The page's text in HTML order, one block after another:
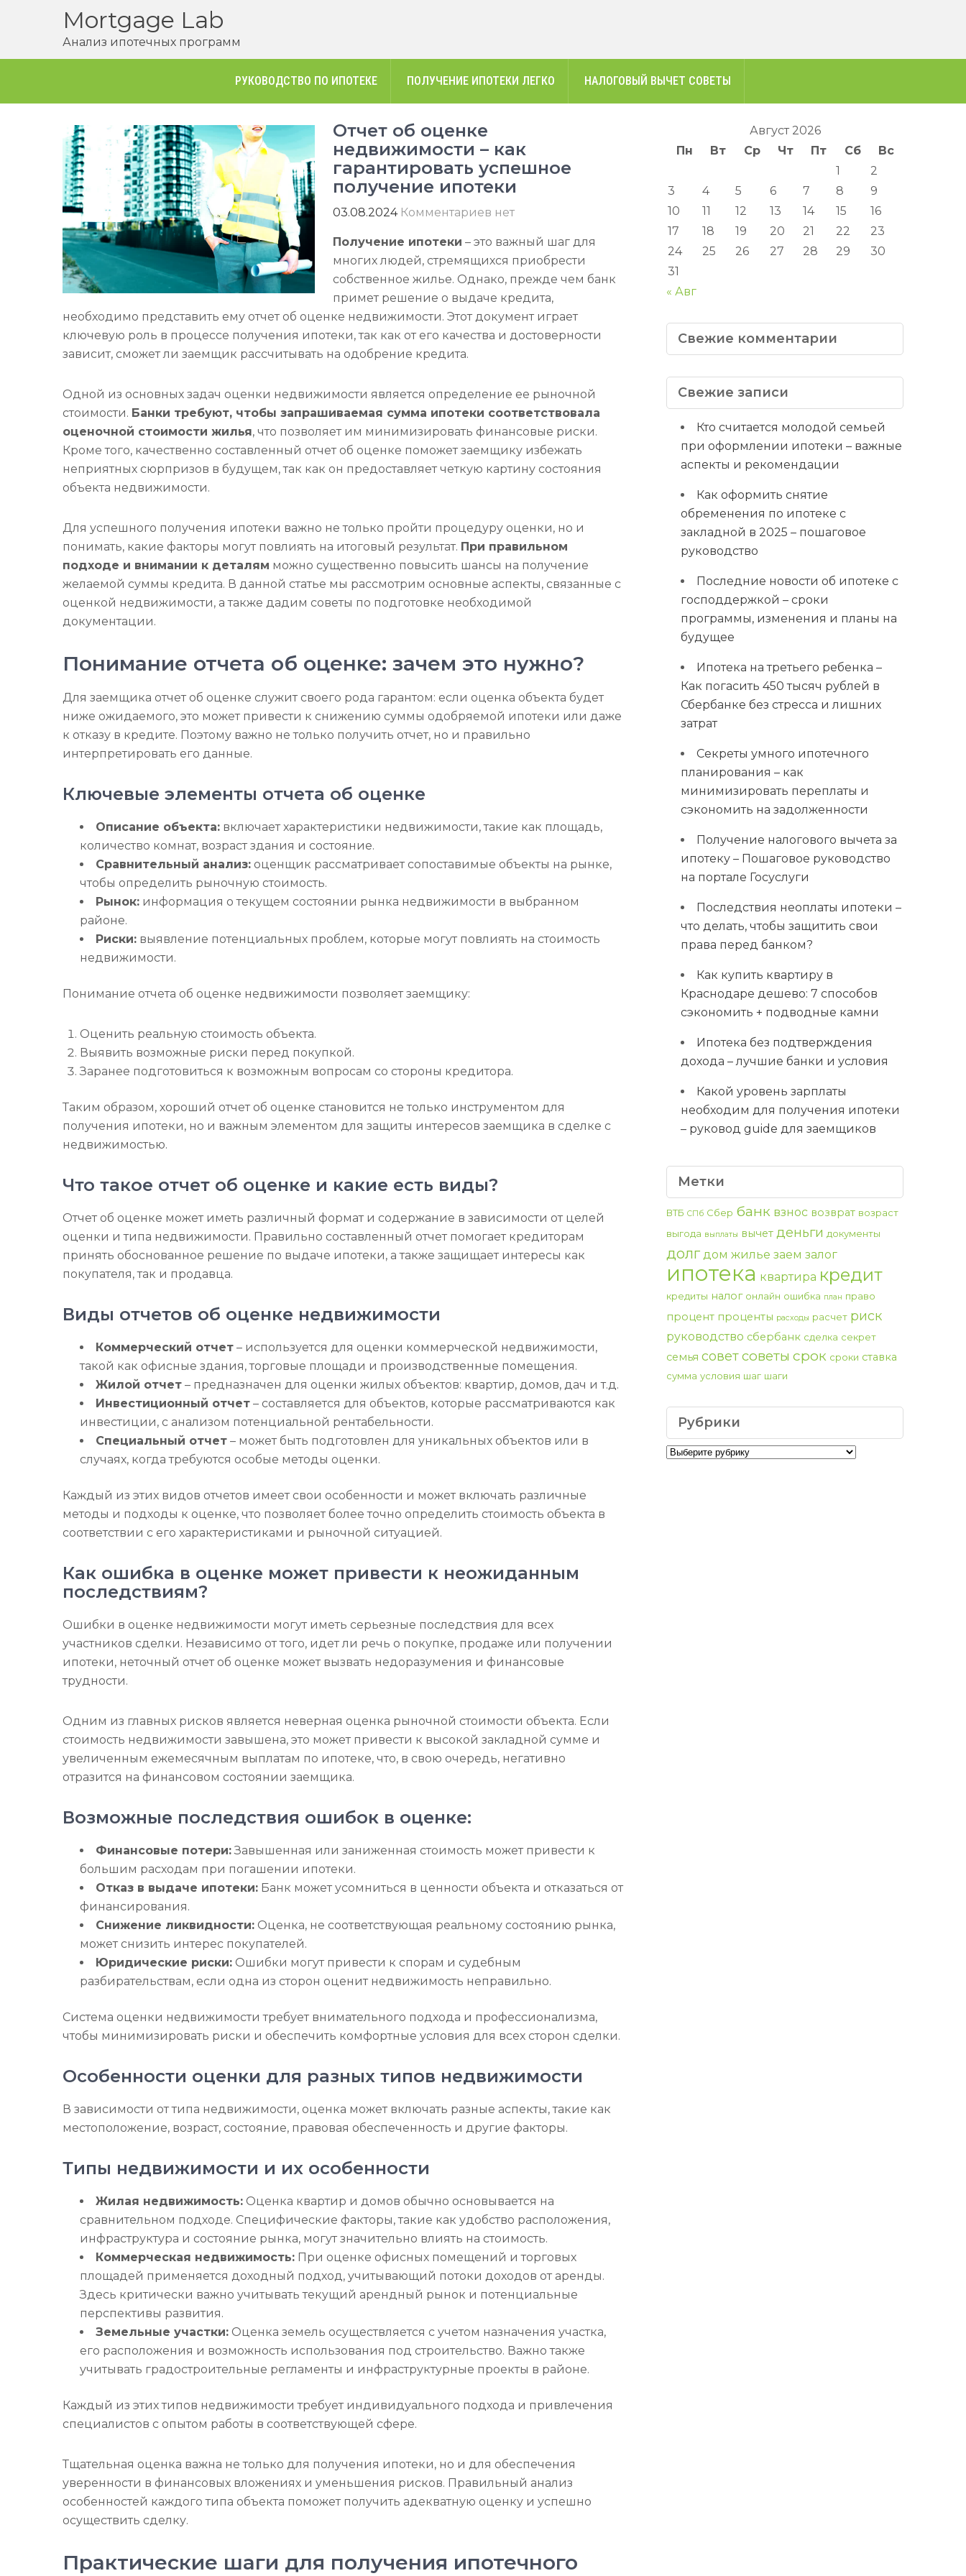
содержимому
Mortgage Lab
Анализ ипотечных программ
РУКОВОДСТВО ПО ИПОТЕКЕ ПОЛУЧЕНИЕ ИПОТЕКИ ЛЕГКО НАЛОГОВЫЙ ВЫЧЕТ СОВЕТЫ
Отчет об оценке
недвижимости – как
гарантировать успешное
получение ипотеки
03.08.2024 Комментариев нет
Получение ипотеки – это важный шаг для
многих людей, стремящихся приобрести
собственное жилье. Однако, прежде чем банк
примет решение о выдаче кредита,
необходимо представить ему отчет об оценке недвижимости. Этот документ играет
ключевую роль в процессе получения ипотеки, так как от его качества и достоверности
зависит, сможет ли заемщик рассчитывать на одобрение кредита.
Одной из основных задач оценки недвижимости является определение ее рыночной
стоимости. Банки требуют, чтобы запрашиваемая сумма ипотеки соответствовала
оценочной стоимости жилья, что позволяет им минимизировать финансовые риски.
Кроме того, качественно составленный отчет об оценке поможет заемщику избежать
неприятных сюрпризов в будущем, так как он предоставляет четкую картину состояния
объекта недвижимости.
Для успешного получения ипотеки важно не только пройти процедуру оценки, но и
понимать, какие факторы могут повлиять на итоговый результат. При правильном
подходе и внимании к деталям можно существенно повысить шансы на получение
желаемой суммы кредита. В данной статье мы рассмотрим основные аспекты, связанные с
оценкой недвижимости, а также дадим советы по подготовке необходимой
документации.
Понимание отчета об оценке: зачем это нужно?
Для заемщика отчет об оценке служит своего рода гарантом: если оценка объекта будет
ниже ожидаемого, это может привести к снижению суммы одобряемой ипотеки или даже
к отказу в кредите. Поэтому важно не только получить отчет, но и правильно
интерпретировать его данные.
Ключевые элементы отчета об оценке
Описание объекта: включает характеристики недвижимости, такие как площадь,
количество комнат, возраст здания и состояние.
Сравнительный анализ: оценщик рассматривает сопоставимые объекты на рынке,
чтобы определить рыночную стоимость.
Рынок: информация о текущем состоянии рынка недвижимости в выбранном
районе.
Риски: выявление потенциальных проблем, которые могут повлиять на стоимость
недвижимости.
Понимание отчета об оценке недвижимости позволяет заемщику:
Оценить реальную стоимость объекта.
Выявить возможные риски перед покупкой.
Заранее подготовиться к возможным вопросам со стороны кредитора.
Таким образом, хороший отчет об оценке становится не только инструментом для
получения ипотеки, но и важным элементом для защиты интересов заемщика в сделке с
недвижимостью.
Что такое отчет об оценке и какие есть виды?
Отчет об оценке может иметь различный формат и содержание в зависимости от целей
оценки и типа недвижимости. Правильно составленный отчет помогает кредиторам
принять обоснованное решение по выдаче ипотеки, а также защищает интересы как
покупателя, так и продавца.
Виды отчетов об оценке недвижимости
Коммерческий отчет – используется для оценки коммерческой недвижимости,
такой как офисные здания, торговые площади и производственные помещения.
Жилой отчет – предназначен для оценки жилых объектов: квартир, домов, дач и т.д.
Инвестиционный отчет – составляется для объектов, которые рассматриваются как
инвестиции, с анализом потенциальной рентабельности.
Специальный отчет – может быть подготовлен для уникальных объектов или в
случаях, когда требуются особые методы оценки.
Каждый из этих видов отчетов имеет свои особенности и может включать различные
методы и подходы к оценке, что позволяет более точно определить стоимость объекта в
соответствии с его характеристиками и рыночной ситуацией.
Как ошибка в оценке может привести к неожиданным
последствиям?
Ошибки в оценке недвижимости могут иметь серьезные последствия для всех
участников сделки. Независимо от того, идет ли речь о покупке, продаже или получении
ипотеки, неточный отчет об оценке может вызвать недоразумения и финансовые
трудности.
Одним из главных рисков является неверная оценка рыночной стоимости объекта. Если
стоимость недвижимости завышена, это может привести к высокой закладной сумме и
увеличенным ежемесячным выплатам по ипотеке, что, в свою очередь, негативно
отразится на финансовом состоянии заемщика.
Возможные последствия ошибок в оценке:
Финансовые потери:Завышенная или заниженная стоимость может привести к
большим расходам при погашении ипотеки.
Отказ в выдаче ипотеки: Банк может усомниться в ценности объекта и отказаться от
финансирования.
Снижение ликвидности: Оценка, не соответствующая реальному состоянию рынка,
может снизить интерес покупателей.
Юридические риски: Ошибки могут привести к спорам и судебным
разбирательствам, если одна из сторон оценит недвижимость неправильно.
Система оценки недвижимости требует внимательного подхода и профессионализма,
чтобы минимизировать риски и обеспечить комфортные условия для всех сторон сделки.
Особенности оценки для разных типов недвижимости
В зависимости от типа недвижимости, оценка может включать разные аспекты, такие как
местоположение, возраст, состояние, правовая обеспеченность и другие факторы.
Типы недвижимости и их особенности
Жилая недвижимость: Оценка квартир и домов обычно основывается на
сравнительном подходе. Специфические факторы, такие как удобство расположения,
инфраструктура и состояние рынка, могут значительно влиять на стоимость.
Коммерческая недвижимость: При оценке офисных помещений и торговых
площадей применяется доходный подход, учитывающий потоки доходов от аренды.
Здесь критически важно учитывать текущий арендный рынок и потенциальные
перспективы развития.
Земельные участки: Оценка земель осуществляется с учетом назначения участка,
его расположения и возможность использования под строительство. Важно также
учитывать градостроительные регламенты и инфраструктурные проекты в районе.
Каждый из этих типов недвижимости требует индивидуального подхода и привлечения
специалистов с опытом работы в соответствующей сфере.
Тщательная оценка важна не только для получения ипотеки, но и для обеспечения
уверенности в финансовых вложениях и уменьшения рисков. Правильный анализ
особенностей каждого типа объекта поможет получить адекватную оценку и успешно
осуществить сделку.
Практические шаги для получения ипотечного
Август 2026
Пн
Вт Ср Чт Пт Сб
Вс
1
2
3
4 5 6 7 8
9
10
11 12 13 14 15
16
17
18 19 20 21 22
23
24
25 26 27 28 29
30
31
« Авг
Свежие комментарии
Свежие записи
Кто считается молодой семьей
при оформлении ипотеки – важные
аспекты и рекомендации
Как оформить снятие
обременения по ипотеке с
закладной в 2025 – пошаговое
руководство
Последние новости об ипотеке с
господдержкой – сроки
программы, изменения и планы на
будущее
Ипотека на третьего ребенка –
Как погасить 450 тысяч рублей в
Сбербанке без стресса и лишних
затрат
Секреты умного ипотечного
планирования – как
минимизировать переплаты и
сэкономить на задолженности
Получение налогового вычета за
ипотеку – Пошаговое руководство
на портале Госуслуги
Последствия неоплаты ипотеки –
что делать, чтобы защитить свои
права перед банком?
Как купить квартиру в
Краснодаре дешево: 7 способов
сэкономить + подводные камни
Ипотека без подтверждения
дохода – лучшие банки и условия
Какой уровень зарплаты
необходим для получения ипотеки
– руковод guide для заемщиков
Метки
ВТБ СПб Сбер банк взнос возврат возраст
выгода выплаты вычет деньги документы
долг дом жилье заем залог
ипотека квартира кредит
кредиты налог онлайн ошибка план право
процент проценты расходы расчет риск
руководство сбербанк сделка секрет
семья советсоветы срок сроки ставка
сумма условия шаг шаги
Рубрики
Рубрики